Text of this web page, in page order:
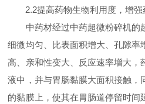
2.2提高药物生物利用度，增强
中药材经过中药超微粉碎机的
细微均匀、比表面积增大、孔隙率
高、亲和性变大、反应速率增大，
液中，并与胃肠黏膜大面积接触，
的黏膜上，使其在胃肠道停留时间